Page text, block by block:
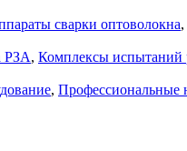
сварки оптоволокна,
РЗА, Комплексы испытаний
, Профессиональные